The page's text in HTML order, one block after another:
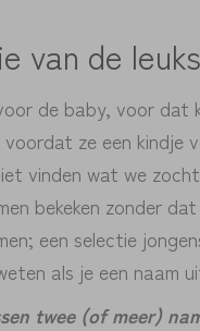
van de
de baby, voor dat
voordat ze een
vinden wat we
bekeken zonder
een selectie
als je een naam
twee (of meer)